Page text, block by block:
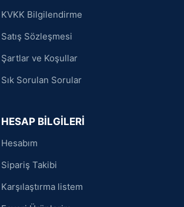
KVKK Bilgilendirme
Satış Sözleşmesi
Şartlar ve Koşullar
Sık Sorulan Sorular
HESAP BİLGİLERİ
Hesabım
Sipariş Takibi
Karşılaştırma listem